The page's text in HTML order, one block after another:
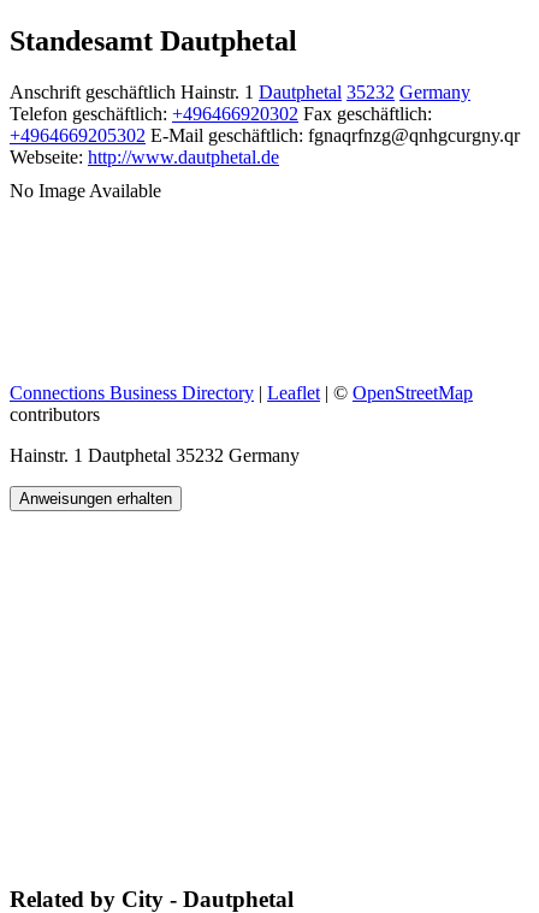
Standesamt Dautphetal
Anschrift geschäftlich Hainstr. 1 Dautphetal 35232 Germany
Telefon geschäftlich: +496466920302 Fax geschäftlich:
+4964669205302 E-Mail geschäftlich: fgnaqrfnzg@qnhgcurgny.qr
Webseite: http://www.dautphetal.de
No Image Available
Connections Business Directory | Leaflet | © OpenStreetMap
contributors
Hainstr. 1 Dautphetal 35232 Germany
Anweisungen erhalten
Related by City - Dautphetal